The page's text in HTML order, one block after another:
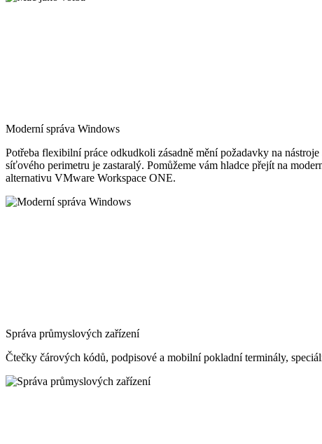
Moderní správa Windows
Potřeba flexibilní práce odkudkoli zásadně mění požadavky na
síťového perimetru je zastaralý. Pomůžeme vám hladce přejít na
alternativu VMware Workspace ONE.
Správa průmyslových zařízení
Čtečky čárových kódů, podpisové a mobilní pokladní terminály,